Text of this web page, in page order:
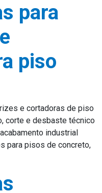
para
piso
e cortadoras de piso
corte e desbaste técnico
industrial
para pisos de concreto,